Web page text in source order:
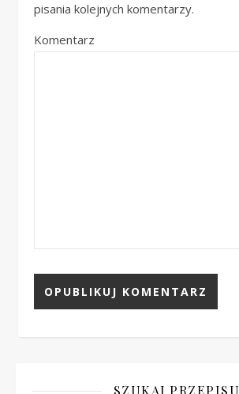
pisania kolejnych komentarzy.
Komentarz
SZUKAJ PRZEPISU